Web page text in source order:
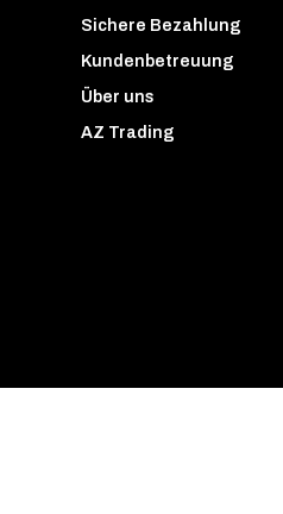
Sichere Bezahlung
Kundenbetreuung
Über uns
AZ Trading